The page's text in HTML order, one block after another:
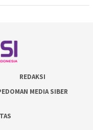
REDAKSI
MEDIA SIBER